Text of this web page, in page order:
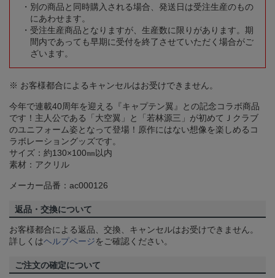
別の商品と同時購入される場合、発送日は受注生産のもの
にあわせます。
受注生産商品となりますが、生産数に限りがあります。期
間内であっても早期に受付を終了させていただく場合がご
ざいます。
※ お客様都合によるキャンセルはお受けできません。
今年で連載40周年を迎える『キャプテン翼』との記念コラボ商品
です！主人公である「大空翼」と「若林源三」が初めてＪクラブ
のユニフォーム姿となって登場！原作にはない想像を楽しめるコ
ラボレーショングッズです。
サイズ：約130×100㎜以内
素材：アクリル
メーカー品番：ac000126
返品・交換について
お客様都合による返品、交換、キャンセルはお受けできません。
詳しくはヘルプページをご確認ください。
ご注文の確定について